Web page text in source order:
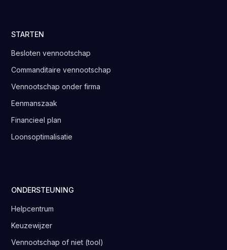
STARTEN
Besloten vennootschap
Commanditaire vennootschap
Vennootschap onder firma
Eenmanszaak
Financieel plan
Loonsoptimalisatie
ONDERSTEUNING
Helpcentrum
Keuzewijzer
Vennootschap of niet (tool)